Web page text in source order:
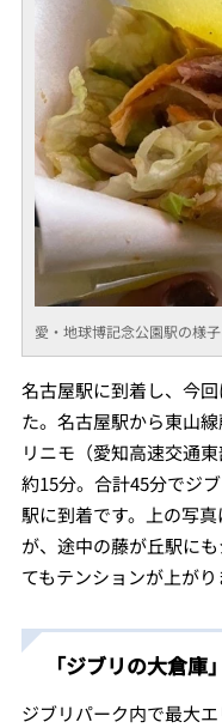
愛・地球博記念公園駅の様子
名古屋駅に到着し、今
た。名古屋駅から東山
リニモ（愛知高速交通東
約15分。合計45分でジ
駅に到着です。上の写
が、途中の藤が丘駅に
てもテンションが上がり
「ジブリの大倉庫
ジブリパーク内で最大